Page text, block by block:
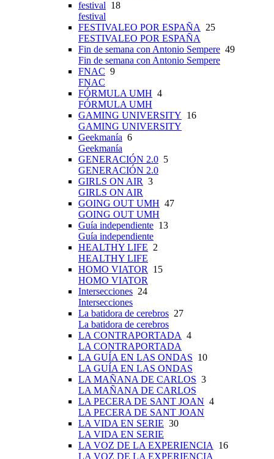
festival 18
festival
FESTIVALEO POR ESPAÑA 25
FESTIVALEO POR ESPAÑA
Fin de semana con Antonio Sempere 49
Fin de semana con Antonio Sempere
FNAC 9
FNAC
FÓRMULA UMH 4
FÓRMULA UMH
GAMING UNIVERSITY 16
GAMING UNIVERSITY
Geekmanía 6
Geekmanía
GENERACIÓN 2.0 5
GENERACIÓN 2.0
GIRLS ON AIR 3
GIRLS ON AIR
GOING OUT UMH 47
GOING OUT UMH
Guía independiente 13
Guía independiente
HEALTHY LIFE 2
HEALTHY LIFE
HOMO VIATOR 15
HOMO VIATOR
Intersecciones 24
Intersecciones
La batidora de cerebros 27
La batidora de cerebros
LA CONTRAPORTADA 4
LA CONTRAPORTADA
LA GUÍA EN LAS ONDAS 10
LA GUÍA EN LAS ONDAS
LA MAÑANA DE CARLOS 3
LA MAÑANA DE CARLOS
LA PECERA DE SANT JOAN 4
LA PECERA DE SANT JOAN
LA VIDA EN SERIE 30
LA VIDA EN SERIE
LA VOZ DE LA EXPERIENCIA 16
LA VOZ DE LA EXPERIENCIA